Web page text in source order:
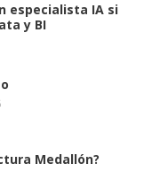
especialista IA si
y BI
Medallón?